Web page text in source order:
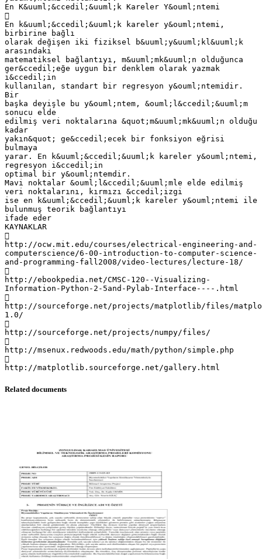
En K&uuml;&ccedil;&uuml;k Kareler Y&ouml;ntemi

En k&uuml;&ccedil;&uuml;k kareler y&ouml;ntemi,
birbirine bağlı
olarak değişen iki fiziksel b&uuml;y&uuml;kl&uuml;k
arasındaki
matematiksel bağlantıyı, m&uuml;mk&uuml;n olduğunca
ger&ccedil;eğe uygun bir denklem olarak yazmak
i&ccedil;in
kullanılan, standart bir regresyon y&ouml;ntemidir.
Bir
başka deyişle bu y&ouml;ntem, &ouml;l&ccedil;&uuml;m
sonucu elde
edilmiş veri noktalarına &quot;m&uuml;mk&uuml;n olduğu
kadar
yakın&quot; ge&ccedil;ecek bir fonksiyon eğrisi
bulmaya
yarar. En k&uuml;&ccedil;&uuml;k kareler y&ouml;ntemi,
regresyon i&ccedil;in
optimal bir y&ouml;ntemdir.
Mavi noktalar &ouml;l&ccedil;&uuml;mle elde edilmiş
veri noktalarını, kırmızı &ccedil;izgi
ise en k&uuml;&ccedil;&uuml;k kareler y&ouml;ntemi ile
bulunmuş teorik bağlantıyı
ifade eder
KAYNAKLAR

http://ocw.mit.edu/courses/electrical-engineering-and-
computerscience/6-00-introduction-to-computer-science-
and-programming-fall2008/video-lectures/lecture-18/

http://ebookpedia.net/CMSC-120--Visualizing-
Information-Python-2-5and-Pylab-Interface----.html

http://sourceforge.net/projects/matplotlib/files/
1.0/

http://sourceforge.net/projects/numpy/files/

http://msenux.redwoods.edu/math/python/simple.php

Related documents